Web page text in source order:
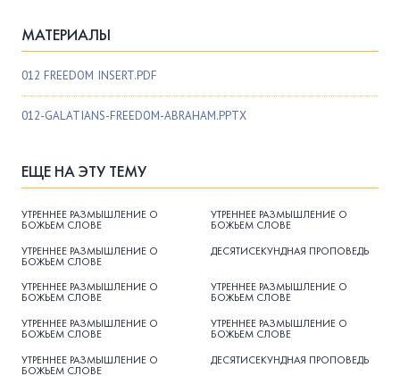
МАТЕРИАЛЫ
012 FREEDOM INSERT.PDF
012-GALATIANS-FREEDOM-ABRAHAM.PPTX
ЕЩЕ НА ЭТУ ТЕМУ
УТРЕННЕЕ РАЗМЫШЛЕНИЕ О
БОЖЬЕМ СЛОВЕ
УТРЕННЕЕ РАЗМЫШЛЕНИЕ О
БОЖЬЕМ СЛОВЕ
УТРЕННЕЕ РАЗМЫШЛЕНИЕ О
БОЖЬЕМ СЛОВЕ
ДЕСЯТИСЕКУНДНАЯ ПРОПОВЕДЬ
УТРЕННЕЕ РАЗМЫШЛЕНИЕ О
БОЖЬЕМ СЛОВЕ
УТРЕННЕЕ РАЗМЫШЛЕНИЕ О
БОЖЬЕМ СЛОВЕ
УТРЕННЕЕ РАЗМЫШЛЕНИЕ О
БОЖЬЕМ СЛОВЕ
УТРЕННЕЕ РАЗМЫШЛЕНИЕ О
БОЖЬЕМ СЛОВЕ
УТРЕННЕЕ РАЗМЫШЛЕНИЕ О
БОЖЬЕМ СЛОВЕ
ДЕСЯТИСЕКУНДНАЯ ПРОПОВЕДЬ